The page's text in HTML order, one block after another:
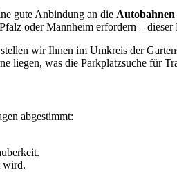
gute Anbindung an die Autobahnen
oder Mannheim erfordern –
wir Ihnen im Umkreis der
liegen, was die Parkplatzsuche für
abgestimmt:
wird.